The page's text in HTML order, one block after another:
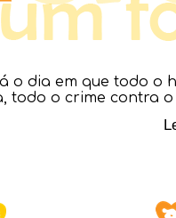
o dia em que todo o
todo o crime contra